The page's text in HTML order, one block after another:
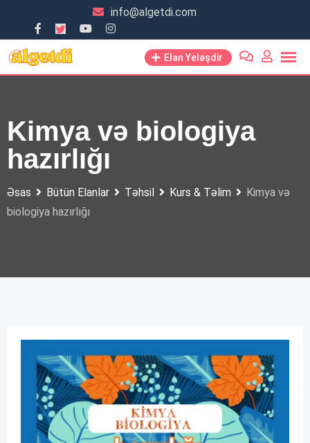
content
info@algetdi.com
Elan Yeləşdir
Kimya və biologiya
hazırlığı
Əsas Bütün Elanlar Təhsil Kurs & Təlim
Kimya və
biologiya hazırlığı